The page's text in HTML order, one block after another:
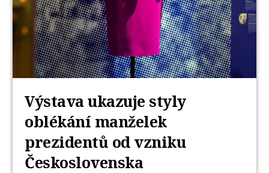
Výstava ukazuje styly
oblékání manželek
prezidentů od vzniku
Československa